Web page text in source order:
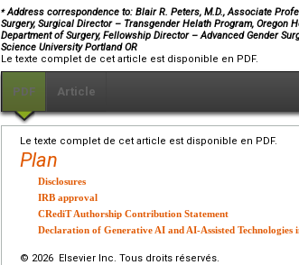
⁎Address correspondence to: Blair R. Peters, M.D., Associate
Surgery, Surgical Director – Transgender Helath Program, Oregon
Department of Surgery, Fellowship Director – Advanced Gender
Science University Portland OR
Le texte complet de cet article est disponible en PDF.
PDF Article
Le texte complet de cet article est disponible en PDF.
Plan
Disclosures
IRB approval
CRediT Authorship Contribution Statement
Declaration of Generative AI and AI-Assisted Technologies
© 2026 Elsevier Inc. Tous droits réservés.